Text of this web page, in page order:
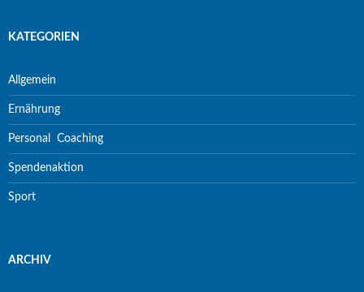
KATEGORIEN
Allgemein
Ernährung
Personal Coaching
Spendenaktion
Sport
ARCHIV